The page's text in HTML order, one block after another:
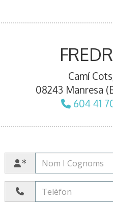
Camí
08243 Manresa
604 41